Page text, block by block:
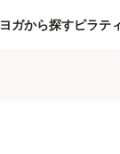
ヨガから探すピラテ